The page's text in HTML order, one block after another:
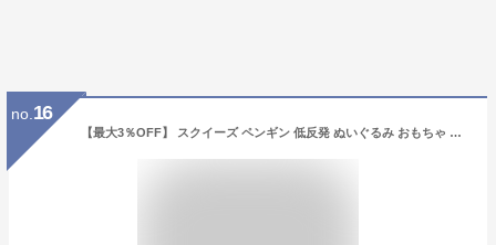
no. 16
【最大3％OFF】 スクイーズ ペンギン 低反発 ぬいぐるみ おもちゃ 動物 かわいい 握る ストレス解消 もちもち 新品 送料無料